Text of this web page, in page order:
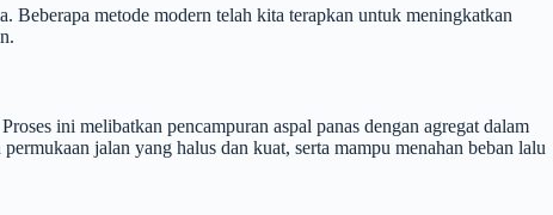
Beberapa metode modern telah kita terapkan untuk meningkatkan
ini melibatkan pencampuran aspal panas dengan agregat dalam
jalan yang halus dan kuat, serta mampu menahan beban lalu